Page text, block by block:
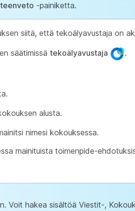
-painiketta.
siitä, että tekoälyavustaja on
säätimissä tekoälyavustaja .
alusta.
nimesi kokouksessa.
mainituista toimenpide-
Voit hakea sisältöä Viestit-,